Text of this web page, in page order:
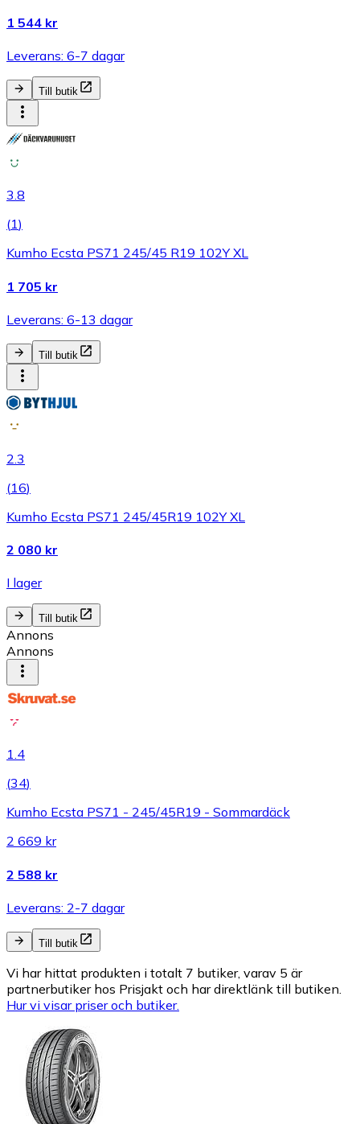
1 544 kr
Leverans: 6-7 dagar
Till butik
3.8
(1)
Kumho Ecsta PS71 245/45 R19 102Y XL
1 705 kr
Leverans: 6-13 dagar
Till butik
2.3
(16)
Kumho Ecsta PS71 245/45R19 102Y XL
2 080 kr
I lager
Till butik
Annons
Annons
1.4
(34)
Kumho Ecsta PS71 - 245/45R19 - Sommardäck
2 669 kr
2 588 kr
Leverans: 2-7 dagar
Till butik
Vi har hittat produkten i totalt 7 butiker, varav 5 är
partnerbutiker hos Prisjakt och har direktlänk till butiken.
Hur vi visar priser och butiker.